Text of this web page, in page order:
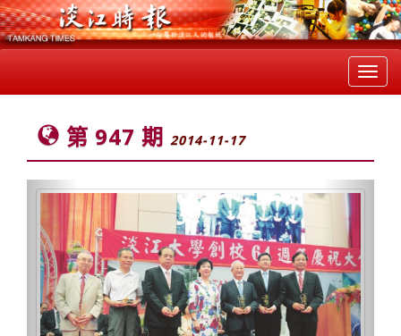
第 947 期 2014-11-17
Previous Next